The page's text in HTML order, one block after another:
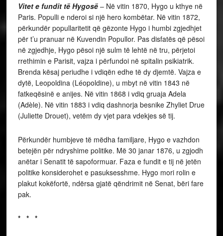
Vitet e fundit të Hygosë – Në vitin 1870, Hygo u kthye në
Paris. Populli e nderoi si një hero kombëtar. Në vitin 1872,
përkundër popullaritetit që gëzonte Hygo i humbi zgjedhjet
për t’u pranuar në Kuvendin Popullor. Pas disfatës që pësoi
në zgjedhje, Hygo pësoi një sulm të lehtë në tru, përjetoi
rrethimin e Parisit, vajza i përfundoi në spitalin psikiatrik.
Brenda kësaj periudhe i vdiqën edhe të dy djemtë. Vajza e
dytë, Leopoldina (Léopoldine), u mbyt në vitin 1843 në
fatkeqësinë e anijes. Në vitin 1868 i vdiq gruaja Adela
(Adèle). Në vitin 1883 i vdiq dashnorja besnike Zhyliet Drue
(Juliette Drouet), vetëm dy vjet para vdekjes së tij.
Përkundër humbjeve të mëdha familjare, Hygo e vazhdon
betejën për ndryshime politike. Më 30 janar 1876, u zgjodh
anëtar i Senatit të sapoformuar. Faza e fundit e tij në jetën
politike konsiderohet e pasuksesshme. Hygo mori rolin e
plakut kokëfortë, ndërsa gjatë qëndrimit në Senat, bëri fare
pak.
* * *